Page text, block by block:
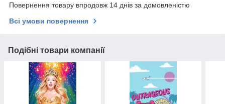
Повернення товару впродовж 14 днів за домовленістю
Всі умови повернення
Подібні товари компанії